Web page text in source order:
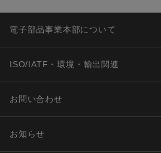
電子部品事業本部について
ISO/IATF・環境・輸出関連
お問い合わせ
お知らせ